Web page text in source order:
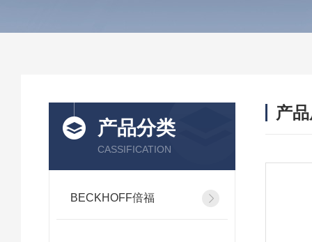
产品分类
CASSIFICATION
BECKHOFF倍福
产